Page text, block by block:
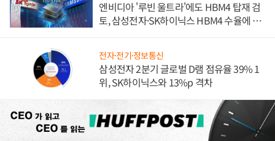
엔비디아 '루빈 울트라'에도 HBM4 탑재 검
토, 삼성전자·SK하이닉스 HBM4 수율에 주
전자·전기·정보통신
삼성전자 2분기 글로벌 D램 점유율 39% 1
위, SK하이닉스와 13%p 격차